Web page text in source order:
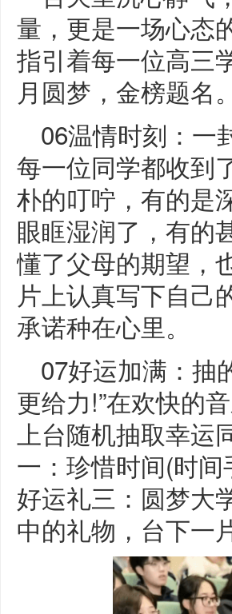
量，更是一场心态
指引着每一位高三
月圆梦，金榜题名。
06温情时刻：一
每一位同学都收到
朴的叮咛，有的是
眼眶湿润了，有的
懂了父母的期望，
片上认真写下自己
承诺种在心里。
07好运加满：抽
更给力!”在欢快的
上台随机抽取幸
一：珍惜时间(时
好运礼三：圆梦大
中的礼物，台下一